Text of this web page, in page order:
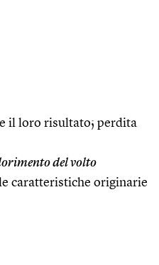
il loro risultato; perdita
del volto
caratteristiche originarie